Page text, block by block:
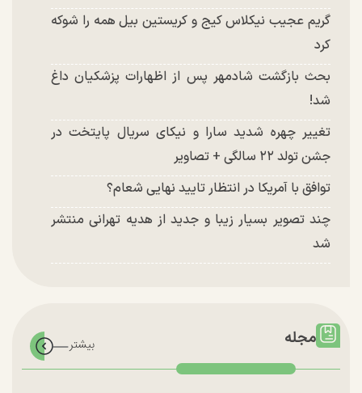
گریم عجیب نیکلاس کیج و کریستین بیل همه را شوکه
کرد
بحث بازگشت شادمهر پس از اظهارات پزشکیان داغ
شد!
تغییر چهره شدید سارا و نیکای سریال پایتخت در
جشن تولد ۲۲ سالگی + تصاویر
توافق با آمریکا در انتظار تایید نهایی شعام؟
چند تصویر بسیار زیبا و جدید از هدیه تهرانی منتشر
شد
مجله